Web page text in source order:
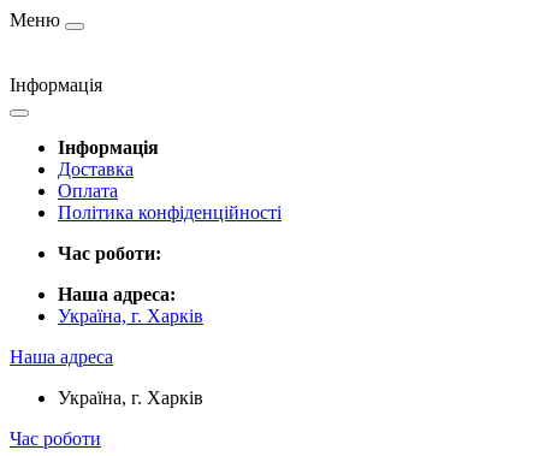
Меню
Інформація
Інформація
Доставка
Оплата
Політика конфіденційності
Час роботи:
Наша адреса:
Україна, г. Харків
Наша адреса
Україна, г. Харків
Час роботи